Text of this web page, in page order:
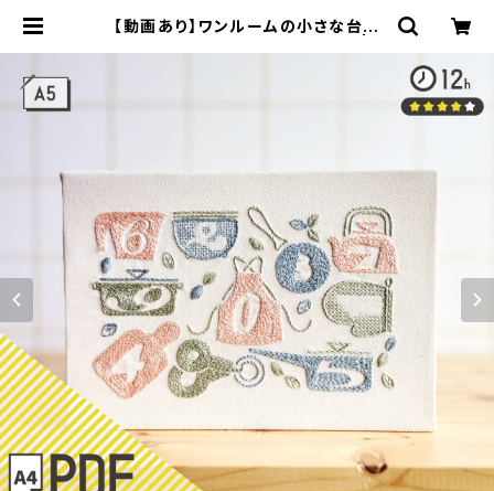
【動画あり】ワンルームの小さな台所